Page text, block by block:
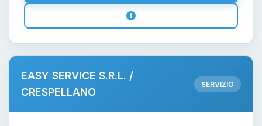
EASY SERVICE S.R.L. /
CRESPELLANO
SERVIZIO